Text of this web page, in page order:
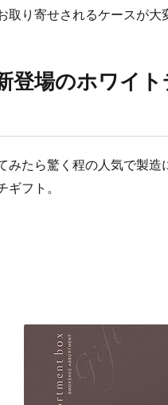
取り寄せされるケースが大
登場のホワイ
みたら驚く程の人気で製
フト。